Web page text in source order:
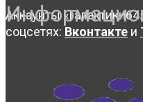
Аккаунты
соцсетях: Вконтакте и